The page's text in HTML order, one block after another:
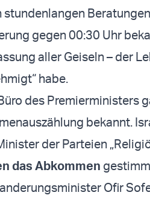
stundenlangen
gegen 00:30 Uhr
aller Geiseln – der
habe.
des Premierministers
bekannt.
der Parteien
das Abkommen
Ofir